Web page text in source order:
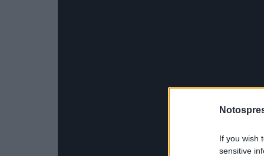
If you wish
sensitive